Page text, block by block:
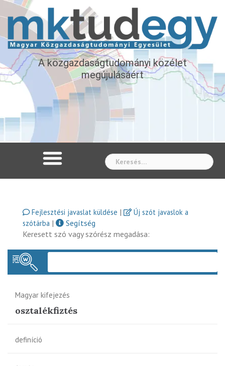
A közgazdaságtudományi közélet
megújulásáért
Fejlesztési javaslat küldése |
Új szót javaslok a
szótárba |
Segítség
Keresett szó vagy szórész megadása:
Magyar kifejezés
osztalékfiztés
definíció